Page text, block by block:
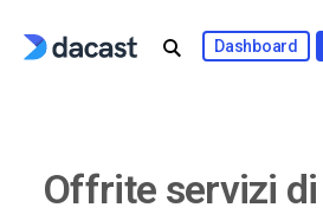
Dashboard
Offrite servizi di